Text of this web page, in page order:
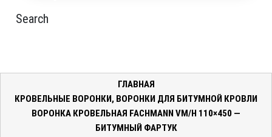
Search
ГЛАВНАЯ
КРОВЕЛЬНЫЕ ВОРОНКИ, ВОРОНКИ ДЛЯ БИТУМНОЙ КРОВЛИ
ВОРОНКА КРОВЕЛЬНАЯ FACHMANN VM/H 110×450 —
БИТУМНЫЙ ФАРТУК